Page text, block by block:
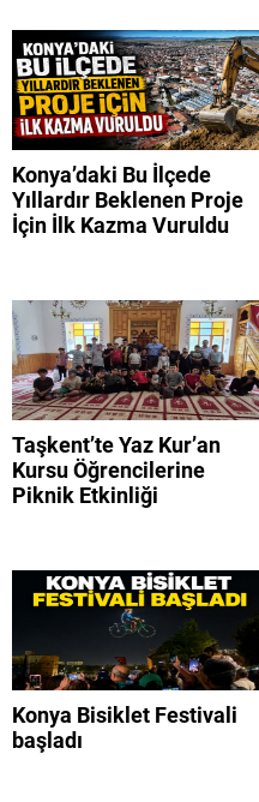
Konya’daki Bu İlçede
Yıllardır Beklenen Proje
İçin İlk Kazma Vuruldu
Taşkent’te Yaz Kur’an
Kursu Öğrencilerine
Piknik Etkinliği
Konya Bisiklet Festivali
başladı